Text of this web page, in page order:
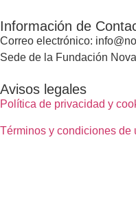
Información de
Correo electrónico:
Sede de la Fundación
Avisos legales
Política de privacidad y
Términos y condiciones de